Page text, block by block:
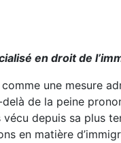
en droit de
une mesure
de la peine
vécu depuis sa plus
en matière